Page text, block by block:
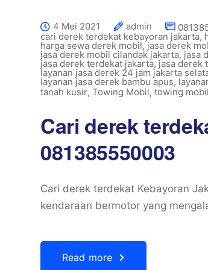
4 Mei 2021 admin
cari derek terdekat kebayoran jakarta,
harga sewa derek mobil,jasa derek
jasa derek mobil cilandak jakarta, jasa
jasa derek terdekat jakarta, jasa derek
layanan jasa derek 24 jam jakarta
layanan jasa derek bambu apus,
tanah kusir, Towing Mobil, towing
Cari derek
081385550003
Cari derek terdekat Kebayoran
kendaraan bermotor yang
Read more